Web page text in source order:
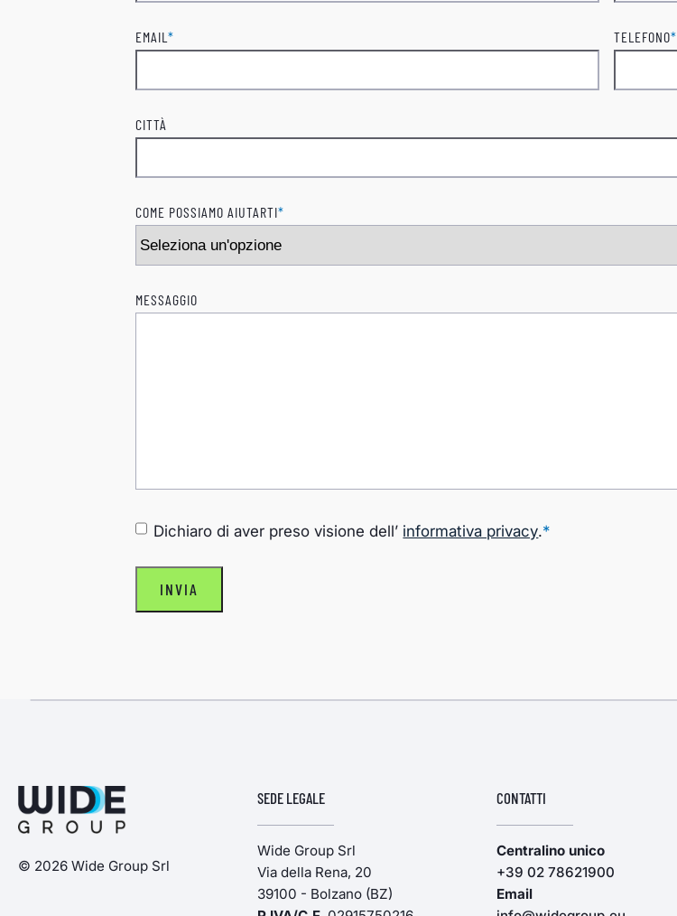
EMAIL* TELEFONO*
CITTÀ
COME POSSIAMO AIUTARTI*
MESSAGGIO
CONSENSO*
Dichiaro di aver preso visione dell’ informativa privacy.*
© 2026 Wide Group Srl
SEDE LEGALE
Wide Group Srl
Via della Rena, 20
39100 - Bolzano (BZ)
CONTATTI
Centralino unico
+39 02 78621900
Email